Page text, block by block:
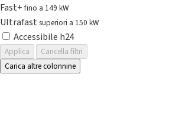
Fast+fino a 149 kW
Ultrafast superiori a 150 kW
Accessibile h24
Applica
Cancella filtri
Carica altre colonnine